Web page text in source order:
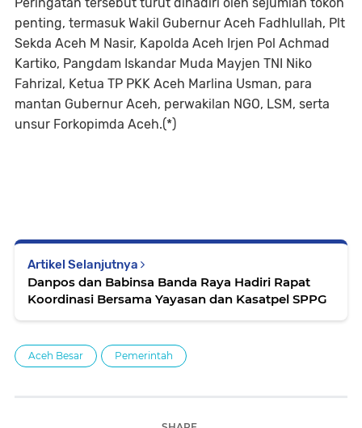
penting, termasuk Wakil Gubernur Aceh Fadhlullah, Plt
Sekda Aceh M Nasir, Kapolda Aceh Irjen Pol Achmad
Kartiko, Pangdam Iskandar Muda Mayjen TNI Niko
Fahrizal, Ketua TP PKK Aceh Marlina Usman, para
mantan Gubernur Aceh, perwakilan NGO, LSM, serta
unsur Forkopimda Aceh.(*)
Artikel Selanjutnya
Danpos dan Babinsa Banda Raya Hadiri Rapat
Koordinasi Bersama Yayasan dan Kasatpel SPPG
Aceh Besar Pemerintah